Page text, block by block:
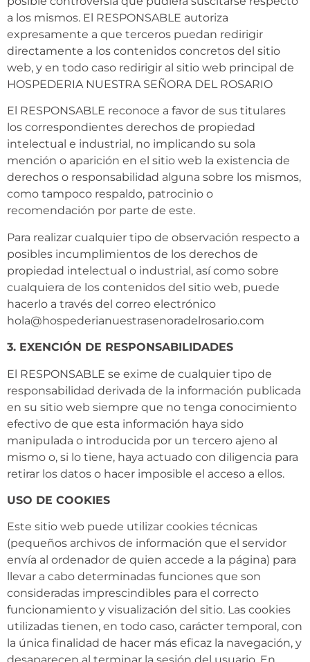
a los mismos. El RESPONSABLE autoriza
expresamente a que terceros puedan redirigir
directamente a los contenidos concretos del sitio
web, y en todo caso redirigir al sitio web principal de
HOSPEDERIA NUESTRA SEÑORA DEL ROSARIO
El RESPONSABLE reconoce a favor de sus titulares
los correspondientes derechos de propiedad
intelectual e industrial, no implicando su sola
mención o aparición en el sitio web la existencia de
derechos o responsabilidad alguna sobre los mismos,
como tampoco respaldo, patrocinio o
recomendación por parte de este.
Para realizar cualquier tipo de observación respecto a
posibles incumplimientos de los derechos de
propiedad intelectual o industrial, así como sobre
cualquiera de los contenidos del sitio web, puede
hacerlo a través del correo electrónico
hola@hospederianuestrasenoradelrosario.com
3. EXENCIÓN DE RESPONSABILIDADES
El RESPONSABLE se exime de cualquier tipo de
responsabilidad derivada de la información publicada
en su sitio web siempre que no tenga conocimiento
efectivo de que esta información haya sido
manipulada o introducida por un tercero ajeno al
mismo o, si lo tiene, haya actuado con diligencia para
retirar los datos o hacer imposible el acceso a ellos.
USO DE COOKIES
Este sitio web puede utilizar cookies técnicas
(pequeños archivos de información que el servidor
envía al ordenador de quien accede a la página) para
llevar a cabo determinadas funciones que son
consideradas imprescindibles para el correcto
funcionamiento y visualización del sitio. Las cookies
utilizadas tienen, en todo caso, carácter temporal, con
la única finalidad de hacer más eficaz la navegación, y